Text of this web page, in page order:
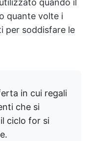
quando il
quante volte i
per soddisfare le
in cui regali
che si
ciclo for si